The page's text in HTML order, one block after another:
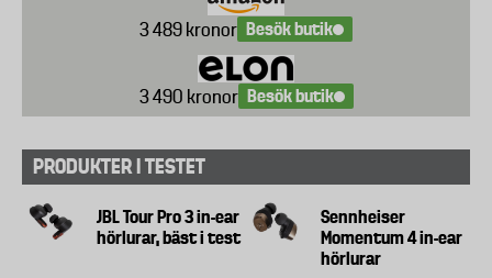
3 489 kronor Besök butik
3 490 kronor Besök butik
PRODUKTER I TESTET
JBL Tour Pro 3 in-ear
hörlurar, bäst i test
Sennheiser
Momentum 4 in-ear
hörlurar